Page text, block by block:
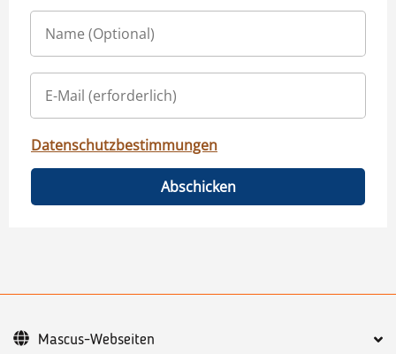
Datenschutzbestimmungen
Abschicken
Mascus-Webseiten